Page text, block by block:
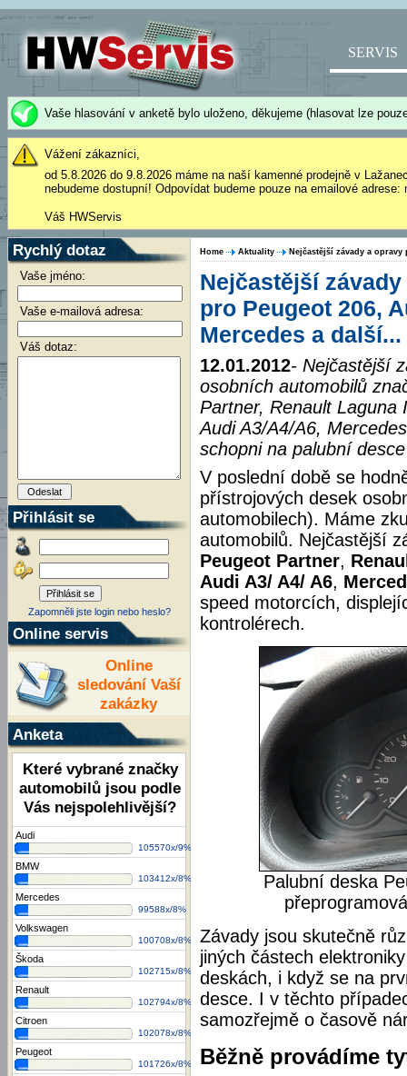
SERVIS
Vaše hlasování v anketě bylo uloženo, děkujeme (hlasovat lze
Vážení zákazníci,
od 5.8.2026 do 9.8.2026 máme na naší kamenné prodejně v
nebudeme dostupní! Odpovídat budeme pouze na emailové
Váš HWServis
Rychlý dotaz
Vaše jméno:
Vaše e-mailová adresa:
Váš dotaz:
Přihlásit se
Zapomněli jste login nebo heslo?
Online servis
Online
sledování Vaší
zakázky
Anketa
Které vybrané značky
automobilů jsou podle
Vás nejspolehlivější?
Audi
105570x/9%
BMW
103412x/8%
Mercedes
99588x/8%
Volkswagen
100708x/8%
Škoda
102715x/8%
Renault
102794x/8%
Citroen
102078x/8%
Peugeot
101726x/8%
Home Aktuality Nejčastější závady a
Nejčastější
pro Peugeot 206,
Mercedes a další...
12.01.2012- Nejčastější
osobních automobilů
Partner, Renault Laguna
Audi A3/A4/A6,
schopni na palubní
V poslední době se
přístrojových desek
automobilech). Máme
automobilů. Nejčastější
Peugeot Partner,
Audi A3/ A4/ A6,
speed motorcích,
kontrolérech.
Palubní deska
Závady jsou skutečně
jiných částech
deskách, i když se na
desce. I v těchto
samozřejmě o časově
Běžně provádíme